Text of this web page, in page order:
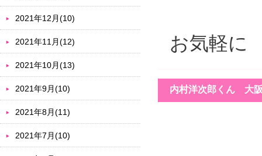
お気軽に
内村洋次郎くん 大
2021年12月(10)
2021年11月(12)
2021年10月(13)
2021年9月(10)
2021年8月(11)
2021年7月(10)